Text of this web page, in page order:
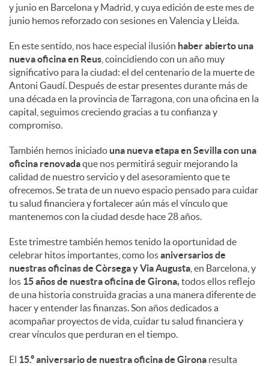
y junio en Barcelona y Madrid, y cuya edición de este mes de
junio hemos reforzado con sesiones en Valencia y Lleida.
En este sentido, nos hace especial ilusión haber abierto una
nueva oficina en Reus , coincidiendo con un año muy
significativo para la ciudad: el del centenario de la muerte de
Antoni Gaudí. Después de estar presentes durante más de
una década en la provincia de Tarragona, con una oficina en la
capital, seguimos creciendo gracias a tu confianza y
compromiso.
También hemos iniciado una nueva etapa en Sevilla con una
oficina renovadaque nos permitirá seguir mejorando la
calidad de nuestro servicio y del asesoramiento que te
ofrecemos. Se trata de un nuevo espacio pensado para cuidar
tu salud financiera y fortalecer aún más el vínculo que
mantenemos con la ciudad desde hace 28 años.
Este trimestre también hemos tenido la oportunidad de
celebrar hitos importantes, como losaniversarios de
nuestras oficinas de Còrsega y Via Augusta , en Barcelona, y
los 15 años de nuestra oficina de Girona, todos ellos reflejo
de una historia construida gracias a una manera diferente de
hacer y entender las finanzas. Son años dedicados a
acompañar proyectos de vida, cuidar tu salud financiera y
crear vínculos que perduran en el tiempo.
El 15.º aniversario de nuestra oficina de Girona resulta